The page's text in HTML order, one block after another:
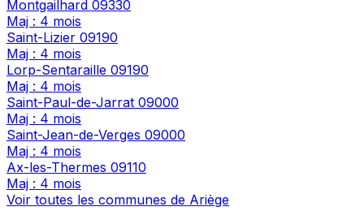
Montgailhard 09330
Maj : 4 mois
Saint-Lizier 09190
Maj : 4 mois
Lorp-Sentaraille 09190
Maj : 4 mois
Saint-Paul-de-Jarrat 09000
Maj : 4 mois
Saint-Jean-de-Verges 09000
Maj : 4 mois
Ax-les-Thermes 09110
Maj : 4 mois
Voir toutes les communes de Ariège